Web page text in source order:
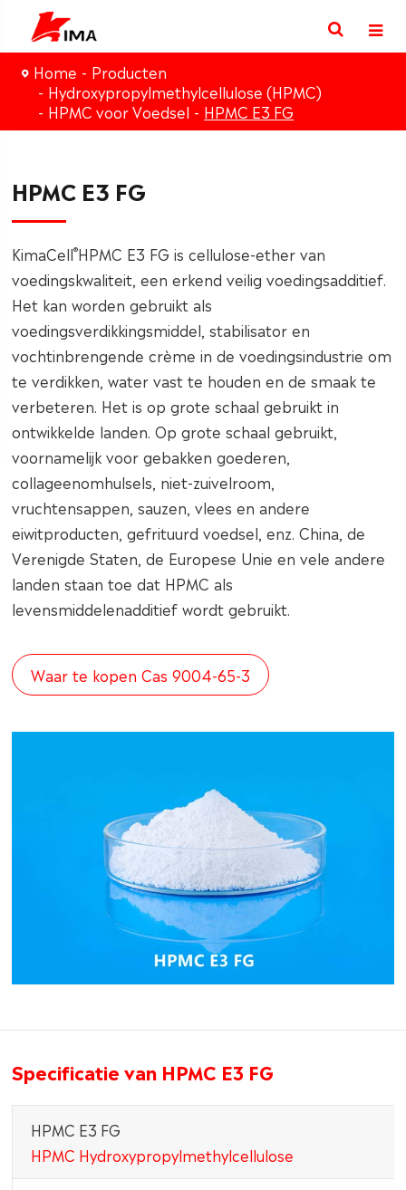
Home
Producten
Hydroxypropylmethylcellulose (HPMC)
HPMC voor Voedsel
HPMC E3 FG
HPMC E3 FG
KimaCell®HPMC E3 FG is cellulose-ether van
voedingskwaliteit, een erkend veilig voedingsadditief.
Het kan worden gebruikt als
voedingsverdikkingsmiddel, stabilisator en
vochtinbrengende crème in de voedingsindustrie om
te verdikken, water vast te houden en de smaak te
verbeteren. Het is op grote schaal gebruikt in
ontwikkelde landen. Op grote schaal gebruikt,
voornamelijk voor gebakken goederen,
collageenomhulsels, niet-zuivelroom,
vruchtensappen, sauzen, vlees en andere
eiwitproducten, gefrituurd voedsel, enz. China, de
Verenigde Staten, de Europese Unie en vele andere
landen staan toe dat HPMC als
levensmiddelenadditief wordt gebruikt.
Waar te kopen Cas 9004-65-3
Specificatie van HPMC E3 FG
HPMC E3 FG
HPMC Hydroxypropylmethylcellulose